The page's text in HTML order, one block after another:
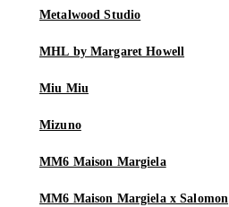
Metalwood Studio
MHL by Margaret Howell
Miu Miu
Mizuno
MM6 Maison Margiela
MM6 Maison Margiela x Salomon